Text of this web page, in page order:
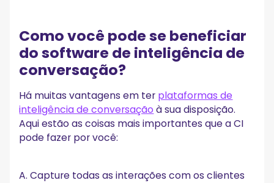
Como você pode se beneficiar
do software de inteligência de
conversação?
Há muitas vantagens em ter plataformas de
inteligência de conversação à sua disposição.
Aqui estão as coisas mais importantes que a CI
pode fazer por você:
A. Capture todas as interações com os clientes